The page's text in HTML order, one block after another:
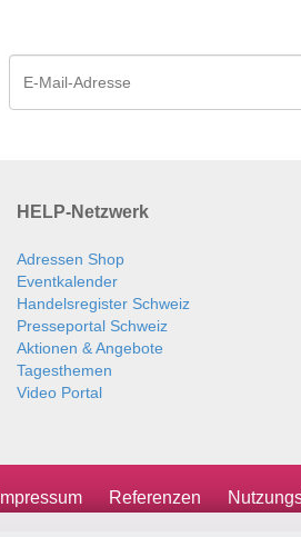
HELP-Netzwerk
Adressen Shop
Eventkalender
Handelsregister Schweiz
Presseportal Schweiz
Aktionen & Angebote
Tagesthemen
Video Portal
Impressum Referenzen